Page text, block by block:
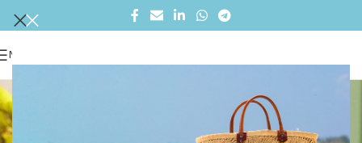
MENU